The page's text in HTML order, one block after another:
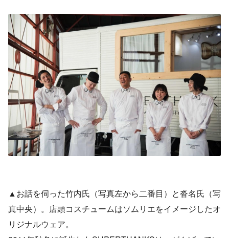
▲お話を伺った竹内氏（写真左から二番目）と沓名氏（写
真中央）。店頭コスチュームはソムリエをイメージしたオ
リジナルウェア。